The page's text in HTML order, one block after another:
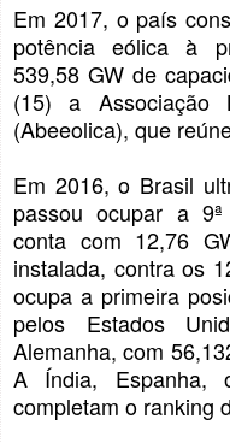
Em 2017, o país
potência eólica à
539,58 GW de
(15) a Associação
(Abeeolica), que
Em 2016, o Brasil
passou ocupar a
conta com 12,76
instalada, contra os
ocupa a primeira
pelos Estados
Alemanha, com
A Índia,
completam o ranking